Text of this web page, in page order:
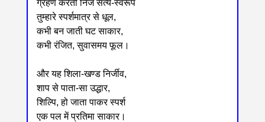
ग्रहण करती निज सत्य-स्वरूप
तुम्हारे स्पर्शमात्र से धूल,
कभी बन जाती घट साकार,
कभी रंजित, सुवासमय फूल।
और यह शिला-खण्ड निर्जीव,
शाप से पाता-सा उद्धार,
शिल्पि, हो जाता पाकर स्पर्श
एक पल में प्रतिमा साकार।